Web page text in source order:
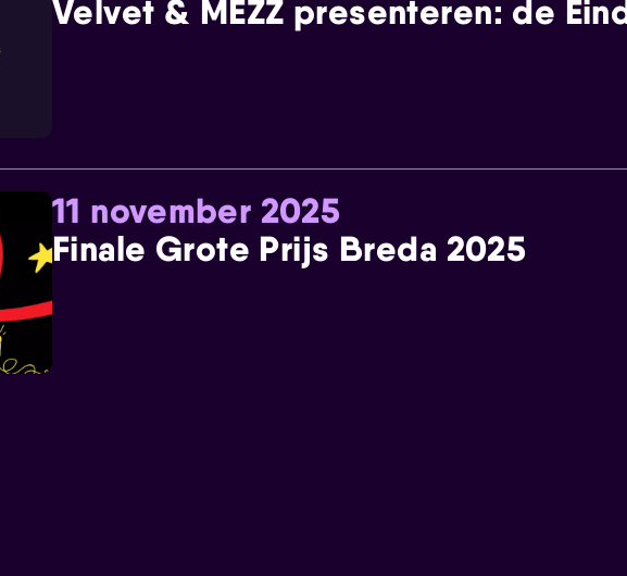
Velvet & MEZZ presenteren: de
11 november 2025
Finale Grote Prijs Breda 2025